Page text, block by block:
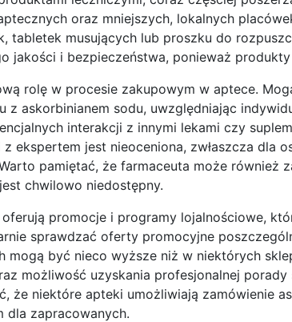
oraz mniejszych, lokalnych
tabletek musujących lub proszku do
jakości i bezpieczeństwa, ponieważ
rolę w procesie zakupowym w aptece.
z askorbinianem sodu, uwzględniając
interakcji z innymi lekami czy
ekspertem jest nieoceniona, zwłaszcza dla
pamiętać, że farmaceuta może również
chwilowo niedostępny.
promocje i programy lojalnościowe,
sprawdzać oferty promocyjne
mogą być nieco wyższe niż w niektórych
możliwość uzyskania profesjonalnej
że niektóre apteki umożliwiają zamówienie
dla zapracowanych.